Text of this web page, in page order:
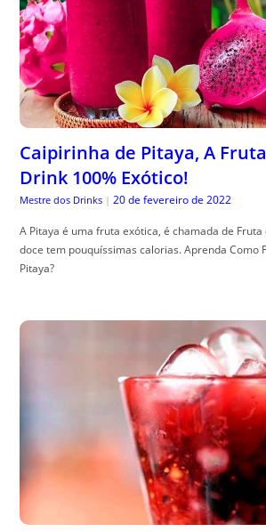
Caipirinha de Pitaya, A
Drink 100% Exótico!
Mestre dos Drinks | 20 de fevereiro de 2022
A Pitaya é uma fruta exótica, é chamada de
doce tem pouquíssimas calorias. Aprenda Como
Pitaya?